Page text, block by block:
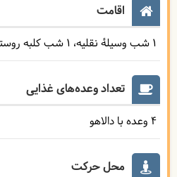
اقامت
1 شب وسیلۀ نقلیه 1 شب کلبه روستایی
تعداد وعده‌های غذایی
4 وعده با دالاهو
محل حرکت